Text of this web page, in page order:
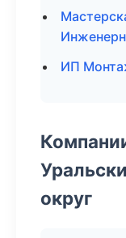
ИП
округ